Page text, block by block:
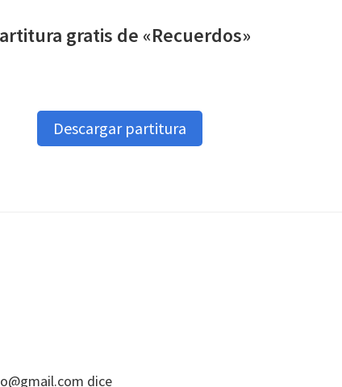
gratis de «Recuerdos»
Descargar partitura
dice